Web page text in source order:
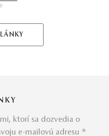
3
ktorí sa dozvedia o
e-mailovú adresu *